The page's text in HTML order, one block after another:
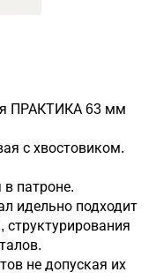
ПРАКТИКА 63 мм
с хвостовиком.
патроне.
идельно подходит
не допуская их